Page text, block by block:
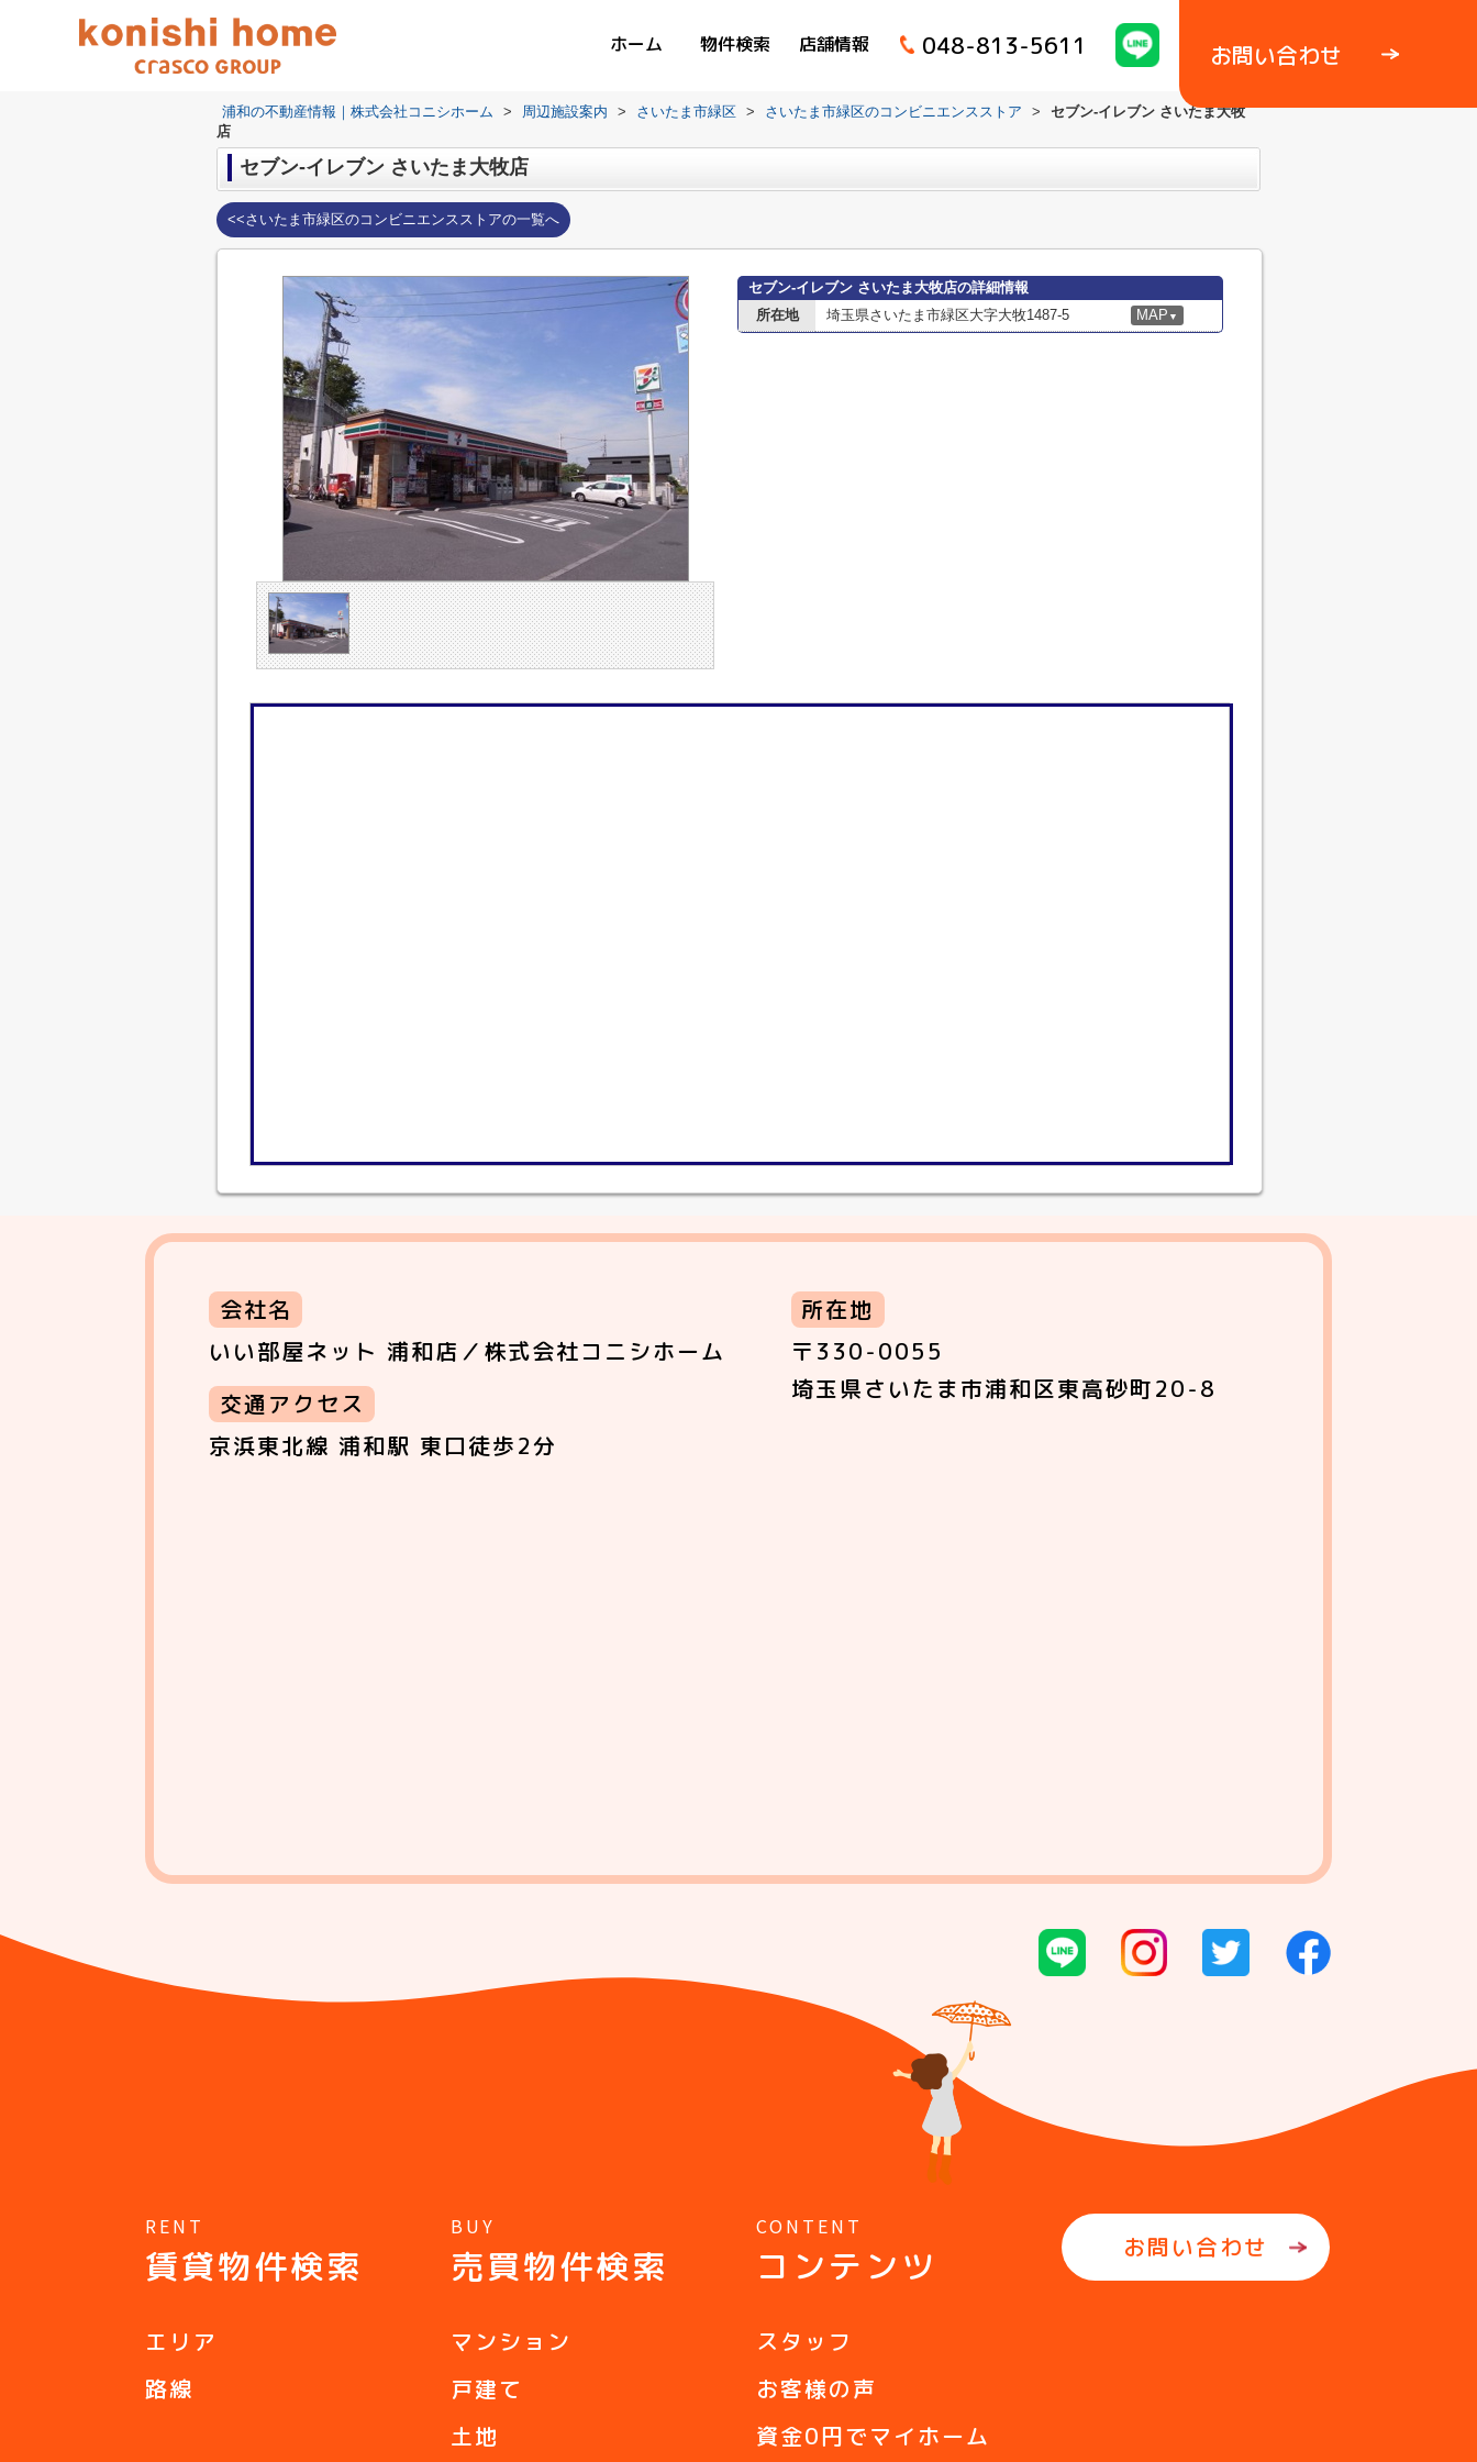
ホーム 物件検索 店舗情報 048-813-5611 お問い合わせ
浦和の不動産情報｜株式会社コニシホーム > 周辺施設案内 > さいたま市緑区 > さいたま市緑区のコンビニエンスストア >
セブン-イレブン さいたま大牧
店
セブン-イレブン さいたま大牧店
<<さいたま市緑区のコンビニエンスストアの一覧へ
セブン-イレブン さいたま大牧店の詳細情報
所在地
埼玉県さいたま市緑区大字大牧1487-5 MAP ▼
会社名
いい部屋ネット 浦和店／株式会社コニシホーム
交通アクセス
京浜東北線 浦和駅 東口徒歩2分
所在地
〒330-0055
埼玉県さいたま市浦和区東高砂町20-8
RENT
賃貸物件検索
エリア
路線
BUY
売買物件検索
マンション
戸建て
土地
CONTENT
コンテンツ
スタッフ
お客様の声
資金0円でマイホーム
お問い合わせ